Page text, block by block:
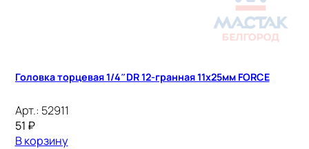
Головка торцевая 1/4″DR 12-гранная 11х25мм FORCE
Арт.: 52911
51 ₽
В корзину